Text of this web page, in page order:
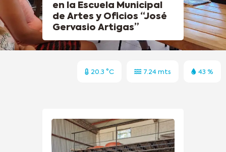
en la Escuela Municipal
de Artes y Oficios “José
Gervasio Artigas”
20.3 °C 7.24 mts 43 %